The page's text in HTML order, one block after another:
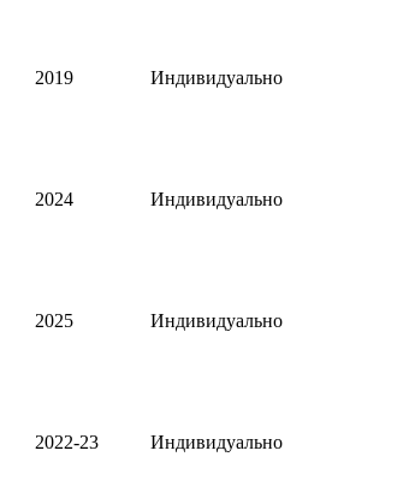
2019 Индивидуально
2024 Индивидуально
2025 Индивидуально
2022-23 Индивидуально